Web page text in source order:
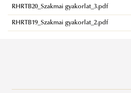
RHRTB20_Szakmai gyakorlat_3.pdf
RHRTB19_Szakmai gyakorlat_2.pdf